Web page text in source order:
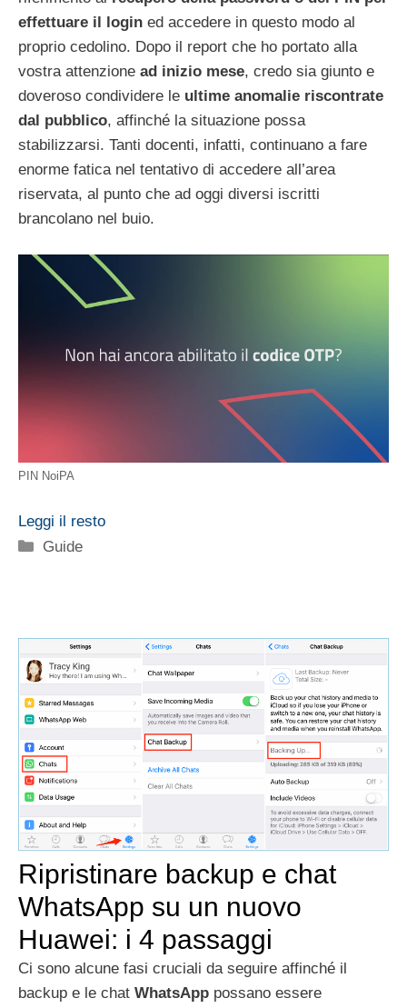
effettuare il login ed accedere in questo modo al
proprio cedolino. Dopo il report che ho portato alla
vostra attenzione ad inizio mese, credo sia giunto e
doveroso condividere le ultime anomalie riscontrate
dal pubblico, affinché la situazione possa
stabilizzarsi. Tanti docenti, infatti, continuano a fare
enorme fatica nel tentativo di accedere all’area
riservata, al punto che ad oggi diversi iscritti
brancolano nel buio.
PIN NoiPA
Leggi il resto
Categorie
Guide
Ripristinare backup e chat
WhatsApp su un nuovo
Huawei: i 4 passaggi
Ci sono alcune fasi cruciali da seguire affinché il
backup e le chat WhatsApp possano essere